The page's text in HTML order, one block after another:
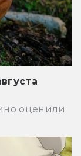
оценили